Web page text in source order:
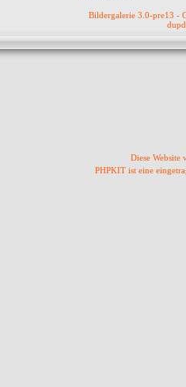
Bildergalerie 3.0-pre13 -
Diese Website
PHPKIT ist eine